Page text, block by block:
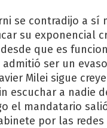
se contradijo a sí
su exponencial
que es
admitió ser un
Milei sigue
escuchar a nadie
el mandatario
por las